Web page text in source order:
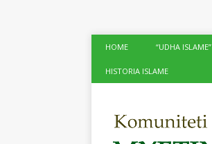
HOME “UDHA ISLAME”
HISTORIA ISLAME